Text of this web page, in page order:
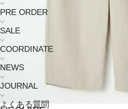
PRE ORDER
SALE
COORDINATE
NEWS
JOURNAL
よくある質問